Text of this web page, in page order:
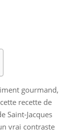
gourmand,
recette de
Saint-Jacques
vrai contraste